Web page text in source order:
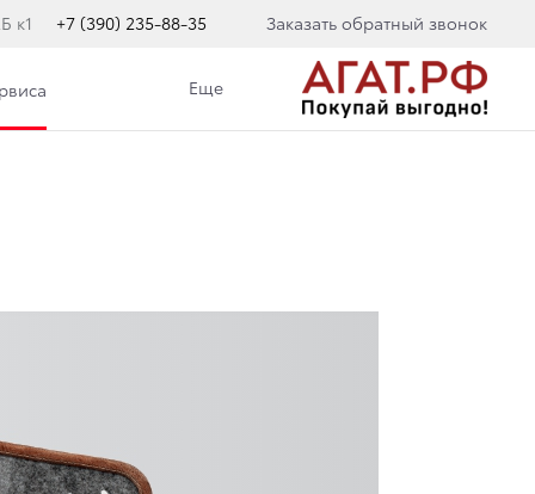
к1 +7 (390) 235-88-35 Заказать обратный звонок
Еще